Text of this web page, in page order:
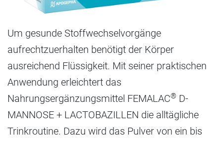
Um gesunde Stoffwechselvorgänge
aufrechtzuerhalten benötigt der Körper
ausreichend Flüssigkeit. Mit seiner praktischen
Anwendung erleichtert das
Nahrungsergänzungsmittel FEMALAC® D-
MANNOSE + LACTOBAZILLEN die alltägliche
Trinkroutine. Dazu wird das Pulver von ein bis